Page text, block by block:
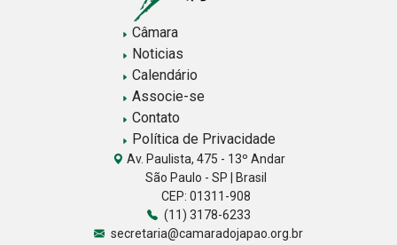
Câmara
Noticias
Calendário
Associe-se
Contato
Política de Privacidade
Av. Paulista, 475 - 13º Andar
São Paulo - SP | Brasil
CEP: 01311-908
(11) 3178-6233
secretaria@camaradojapao.org.br